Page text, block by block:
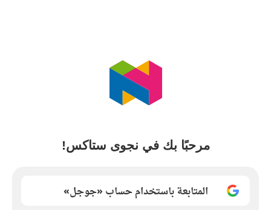
مرحبًا بك في نجوى ستاكس!
المتابعة باستخدام حساب «جوجل»